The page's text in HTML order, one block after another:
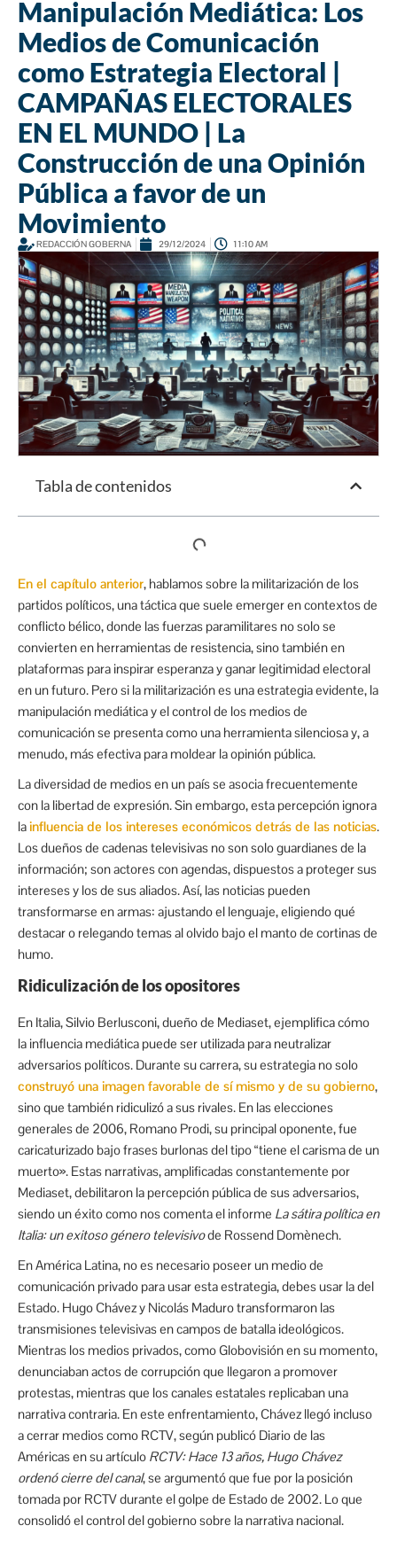
Manipulación Mediática: Los
Medios de Comunicación
como Estrategia Electoral |
CAMPAÑAS ELECTORALES
EN EL MUNDO | La
Construcción de una Opinión
Pública a favor de un
Movimiento
REDACCIÓN GOBERNA 29/12/2024 11:10 AM
Tabla de contenidos
En el capítulo anterior, hablamos sobre la militarización de los
partidos políticos, una táctica que suele emerger en contextos de
conflicto bélico, donde las fuerzas paramilitares no solo se
convierten en herramientas de resistencia, sino también en
plataformas para inspirar esperanza y ganar legitimidad electoral
en un futuro. Pero si la militarización es una estrategia evidente, la
manipulación mediática y el control de los medios de
comunicación se presenta como una herramienta silenciosa y, a
menudo, más efectiva para moldear la opinión pública.
La diversidad de medios en un país se asocia frecuentemente
con la libertad de expresión. Sin embargo, esta percepción ignora
lainfluencia de los intereses económicos detrás de las noticias.
Los dueños de cadenas televisivas no son solo guardianes de la
información; son actores con agendas, dispuestos a proteger sus
intereses y los de sus aliados. Así, las noticias pueden
transformarse en armas: ajustando el lenguaje, eligiendo qué
destacar o relegando temas al olvido bajo el manto de cortinas de
humo.
Ridiculización de los opositores
En Italia, Silvio Berlusconi, dueño de Mediaset, ejemplifica cómo
la influencia mediática puede ser utilizada para neutralizar
adversarios políticos. Durante su carrera, su estrategia no solo
construyó una imagen favorable de sí mismo y de su gobierno,
sino que también ridiculizó a sus rivales. En las elecciones
generales de 2006, Romano Prodi, su principal oponente, fue
caricaturizado bajo frases burlonas del tipo “tiene el carisma de un
muerto». Estas narrativas, amplificadas constantemente por
Mediaset, debilitaron la percepción pública de sus adversarios,
siendo un éxito como nos comenta el informe La sátira política en
Italia: un exitoso género televisivode Rossend Domènech.
En América Latina, no es necesario poseer un medio de
comunicación privado para usar esta estrategia, debes usar la del
Estado. Hugo Chávez y Nicolás Maduro transformaron las
transmisiones televisivas en campos de batalla ideológicos.
Mientras los medios privados, como Globovisión en su momento,
denunciaban actos de corrupción que llegaron a promover
protestas, mientras que los canales estatales replicaban una
narrativa contraria. En este enfrentamiento, Chávez llegó incluso
a cerrar medios como RCTV, según publicó Diario de las
Américas en su artículo RCTV: Hace 13 años, Hugo Chávez
ordenó cierre del canal, se argumentó que fue por la posición
tomada por RCTV durante el golpe de Estado de 2002. Lo que
consolidó el control del gobierno sobre la narrativa nacional.